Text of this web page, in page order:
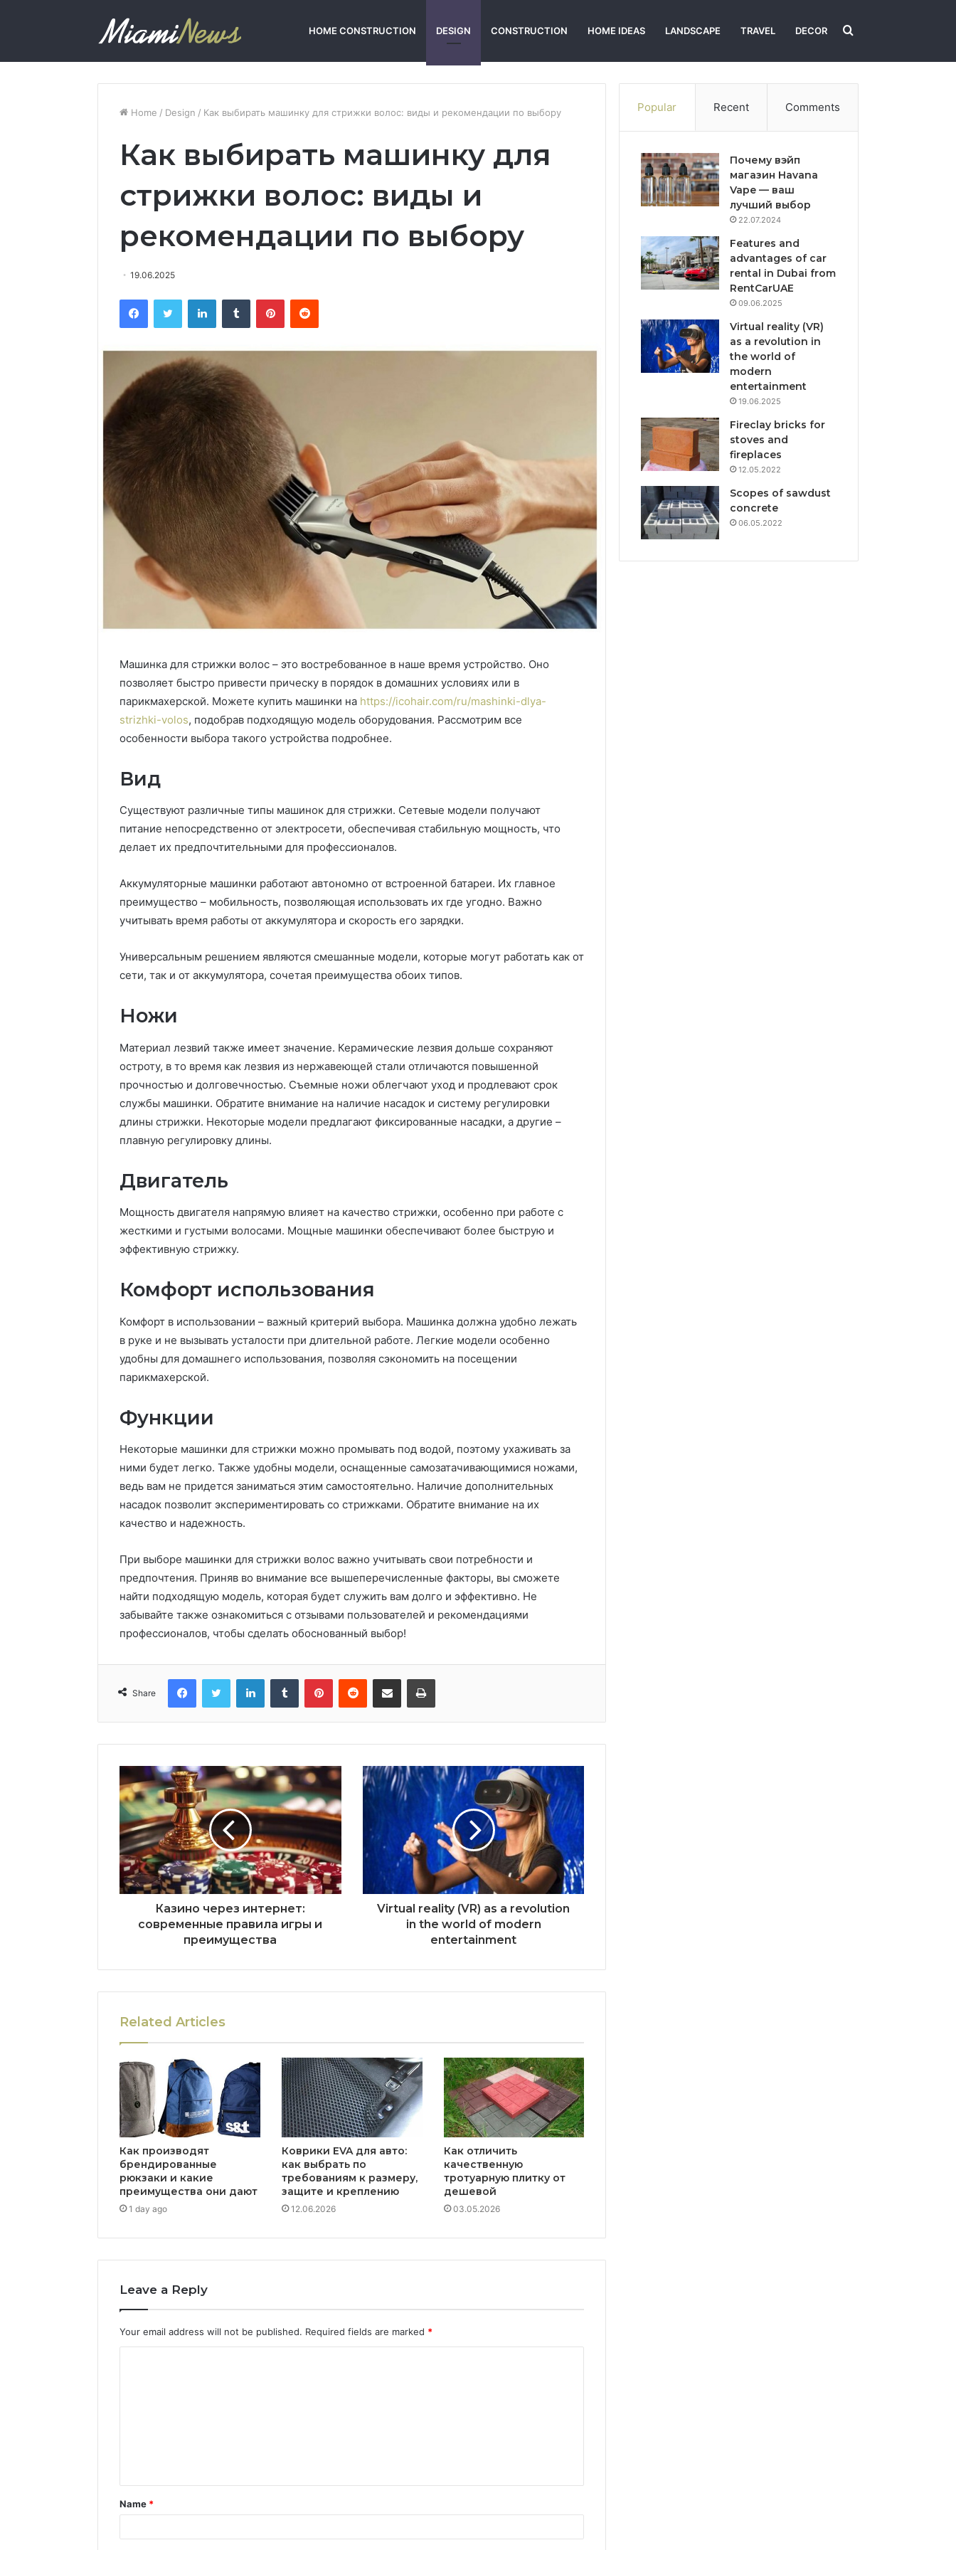
HOME CONSTRUCTION DESIGN CONSTRUCTION HOME IDEAS LANDSCAPE TRAVEL DECOR Search
Home / Design / Как выбирать машинку для стрижки волос: виды и рекомендации по выбору
Как выбирать машинку для
стрижки волос: виды и
рекомендации по выбору
19.06.2025
Машинка для стрижки волос – это востребованное в наше время устройство. Оно
позволяет быстро привести прическу в порядок в домашних условиях или в
парикмахерской. Можете купить машинки на https://icohair.com/ru/mashinki-dlya-
strizhki-volos, подобрав подходящую модель оборудования. Рассмотрим все
особенности выбора такого устройства подробнее.
Вид
Существуют различные типы машинок для стрижки. Сетевые модели получают
питание непосредственно от электросети, обеспечивая стабильную мощность, что
делает их предпочтительными для профессионалов.
Аккумуляторные машинки работают автономно от встроенной батареи. Их главное
преимущество – мобильность, позволяющая использовать их где угодно. Важно
учитывать время работы от аккумулятора и скорость его зарядки.
Универсальным решением являются смешанные модели, которые могут работать как от
сети, так и от аккумулятора, сочетая преимущества обоих типов.
Ножи
Материал лезвий также имеет значение. Керамические лезвия дольше сохраняют
остроту, в то время как лезвия из нержавеющей стали отличаются повышенной
прочностью и долговечностью. Съемные ножи облегчают уход и продлевают срок
службы машинки. Обратите внимание на наличие насадок и систему регулировки
длины стрижки. Некоторые модели предлагают фиксированные насадки, а другие –
плавную регулировку длины.
Двигатель
Мощность двигателя напрямую влияет на качество стрижки, особенно при работе с
жесткими и густыми волосами. Мощные машинки обеспечивают более быструю и
эффективную стрижку.
Комфорт использования
Комфорт в использовании – важный критерий выбора. Машинка должна удобно лежать
в руке и не вызывать усталости при длительной работе. Легкие модели особенно
удобны для домашнего использования, позволяя сэкономить на посещении
парикмахерской.
Функции
Некоторые машинки для стрижки можно промывать под водой, поэтому ухаживать за
ними будет легко. Также удобны модели, оснащенные самозатачивающимися ножами,
ведь вам не придется заниматься этим самостоятельно. Наличие дополнительных
насадок позволит экспериментировать со стрижками. Обратите внимание на их
качество и надежность.
При выборе машинки для стрижки волос важно учитывать свои потребности и
предпочтения. Приняв во внимание все вышеперечисленные факторы, вы сможете
найти подходящую модель, которая будет служить вам долго и эффективно. Не
забывайте также ознакомиться с отзывами пользователей и рекомендациями
профессионалов, чтобы сделать обоснованный выбор!
Share
Казино через интернет:
современные правила игры и
преимущества
Virtual reality (VR) as a revolution
in the world of modern
entertainment
Related Articles
Как производят
брендированные
рюкзаки и какие
преимущества они дают
1 day ago
Коврики EVA для авто:
как выбрать по
требованиям к размеру,
защите и креплению
12.06.2026
Как отличить
качественную
тротуарную плитку от
дешевой
03.05.2026
Leave a Reply
Your email address will not be published. Required fields are marked *
t
*
Name *
Popular Recent Comments
Почему вэйп
магазин Havana
Vape — ваш
лучший выбор
22.07.2024
Features and
advantages of car
rental in Dubai from
RentCarUAE
09.06.2025
Virtual reality (VR)
as a revolution in
the world of
modern
entertainment
19.06.2025
Fireclay bricks for
stoves and
fireplaces
12.05.2022
Scopes of sawdust
concrete
06.05.2022